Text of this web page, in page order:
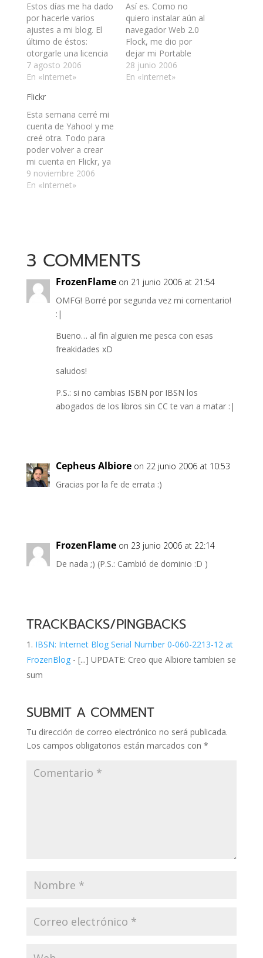
Estos días me ha dado
por hacerle varios
ajustes a mi blog. El
último de éstos:
otorgarle una licencia
en Creative Commons
que se puede en la
que ahora pueden
usar los contenidos de
acá (si es que eso
pasa en realidad)
según las
características que
se…
7 agosto 2006
En «Internet»
Así es. Como no
quiero instalar aún al
navegador Web 2.0
Flock, me dio por
dejar mi Portable
Firefox como si lo
fuera. Pero ¿qué es
28 junio 2006
En «Internet»
Flickr
Esta semana cerré mi
cuenta de Yahoo! y me
creé otra. Todo para
poder volver a crear
mi cuenta en Flickr, ya
que el nombre de la
dirección en que se
organizar un poco
mejor…
9 noviembre 2006
En «Internet»
3 COMMENTS
FrozenFlame on 21 junio 2006 at 21:54
OMFG! Borré por segunda vez mi comentario!
:|
Bueno… al fin alguien me pesca con esas
freakidades xD
saludos!
P.S.: si no cambias ISBN por IBSN los
abogados de los libros sin CC te van a matar :|
Cepheus Albiore on 22 junio 2006 at 10:53
Gracias por la fe de errata :)
FrozenFlame on 23 junio 2006 at 22:14
De nada ;) (P.S.: Cambió de dominio :D )
TRACKBACKS/PINGBACKS
IBSN: Internet Blog Serial Number 0-060-2213-12 at
FrozenBlog- [...] UPDATE: Creo que Albiore tambien se
sum
SUBMIT A COMMENT
Tu dirección de correo electrónico no será publicada.
Los campos obligatorios están marcados con *